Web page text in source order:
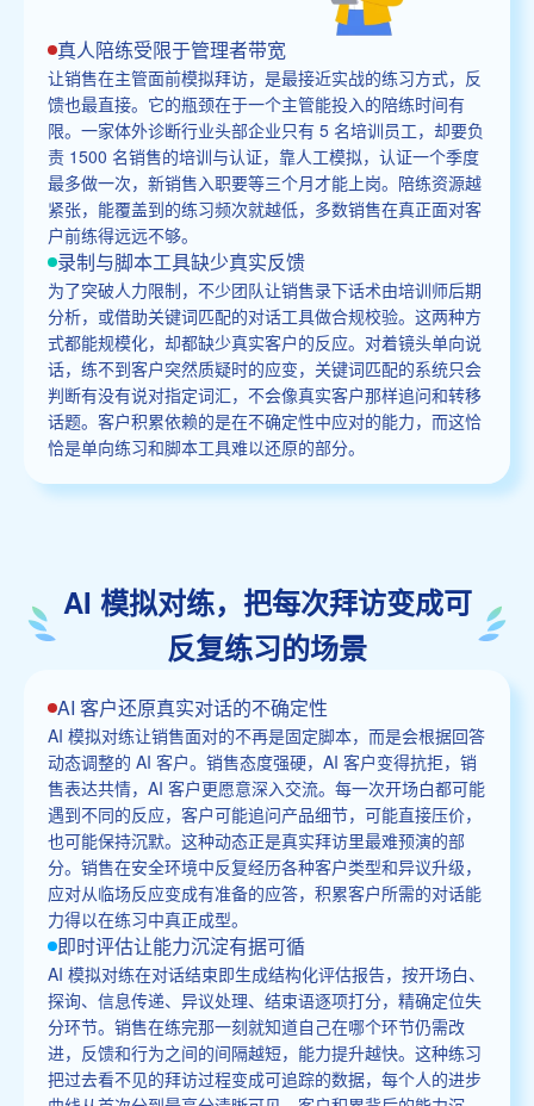
真人陪练受限于管理者带宽
让销售在主管面前模拟拜访，是最接近实战的练习方式，反
馈也最直接。它的瓶颈在于一个主管能投入的陪练时间有
限。一家体外诊断行业头部企业只有 5 名培训员工，却要负
责 1500 名销售的培训与认证，靠人工模拟，认证一个季度
最多做一次，新销售入职要等三个月才能上岗。陪练资源越
紧张，能覆盖到的练习频次就越低，多数销售在真正面对客
户前练得远远不够。
录制与脚本工具缺少真实反馈
为了突破人力限制，不少团队让销售录下话术由培训师后期
分析，或借助关键词匹配的对话工具做合规校验。这两种方
式都能规模化，却都缺少真实客户的反应。对着镜头单向说
话，练不到客户突然质疑时的应变，关键词匹配的系统只会
判断有没有说对指定词汇，不会像真实客户那样追问和转移
话题。客户积累依赖的是在不确定性中应对的能力，而这恰
恰是单向练习和脚本工具难以还原的部分。
AI 模拟对练，把每次拜访变成可
反复练习的场景
AI 客户还原真实对话的不确定性
AI 模拟对练让销售面对的不再是固定脚本，而是会根据回答
动态调整的 AI 客户。销售态度强硬，AI 客户变得抗拒，销
售表达共情，AI 客户更愿意深入交流。每一次开场白都可能
遇到不同的反应，客户可能追问产品细节，可能直接压价，
也可能保持沉默。这种动态正是真实拜访里最难预演的部
分。销售在安全环境中反复经历各种客户类型和异议升级，
应对从临场反应变成有准备的应答，积累客户所需的对话能
力得以在练习中真正成型。
即时评估让能力沉淀有据可循
AI 模拟对练在对话结束即生成结构化评估报告，按开场白、
探询、信息传递、异议处理、结束语逐项打分，精确定位失
分环节。销售在练完那一刻就知道自己在哪个环节仍需改
进，反馈和行为之间的间隔越短，能力提升越快。这种练习
把过去看不见的拜访过程变成可追踪的数据，每个人的进步